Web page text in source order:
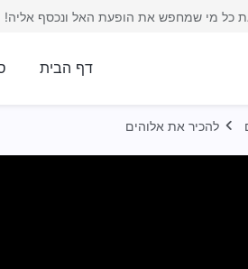
כל מי שמחפש את הופעת האל ונכסף אליה!
דף הבית
להכיר את אלוהים